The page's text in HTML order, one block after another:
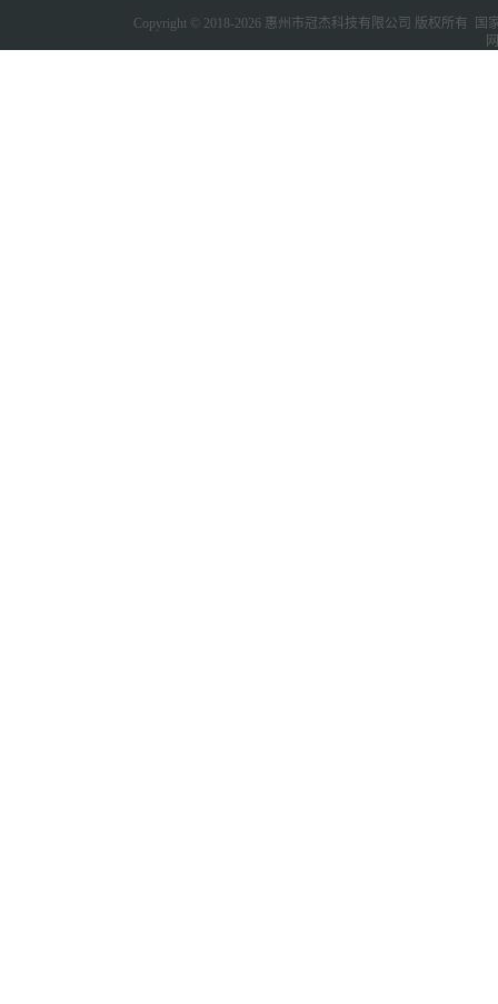
Copyright © 2018-2026 惠州市冠杰科技有限公司
版权所有 国